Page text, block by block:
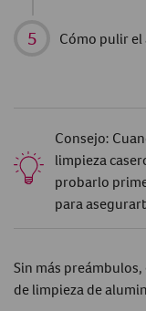
Cómo pulir
Consejo:
limpieza
probarlo
para
Sin más
de limpieza de